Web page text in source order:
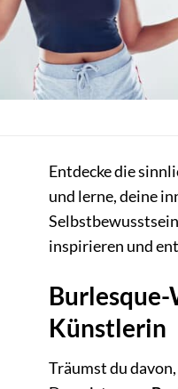
Entdecke die
und lerne, deine
inspirieren und
Künstlerin
Träumst du